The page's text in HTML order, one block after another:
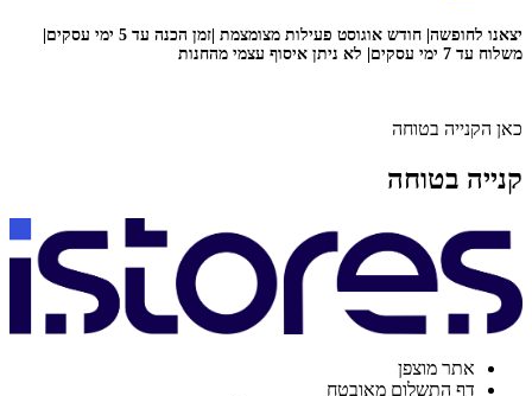
יצאנו לחופשה| חודש אוגוסט פעילות מצומצמת |זמן הכנה עד 5 ימי עסקים|
משלוח עד 7 ימי עסקים| לא ניתן איסוף עצמי מהחנות
כאן הקנייה בטוחה
קנייה בטוחה
אתר מוצפן
דף התשלום מאובטח